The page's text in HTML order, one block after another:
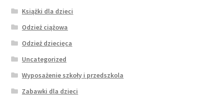
Książki dla dzieci
Odzież ciążowa
Odzież dziecięca
Uncategorized
Wyposażenie szkoły i przedszkola
Zabawki dla dzieci